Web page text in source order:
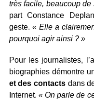
très facile, beaucoup de
part Constance
geste. « Elle a
pourquoi agir ainsi ? »
Pour les journalistes,
biographies démontre
et des contacts dans
Internet. « On parle de